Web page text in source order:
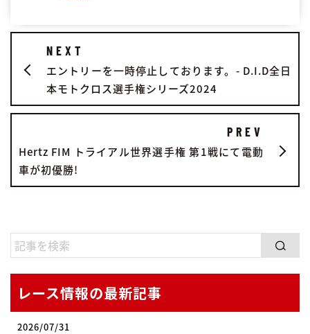
NEXT
エントリーを一時停止しております。- D.I.D全日
本モトクロス選手権シリーズ2024
PREV
Hertz FIM トライアル世界選手権 第1戦にて電動
車が初優勝!
レース情報の最新記事
2026/07/31